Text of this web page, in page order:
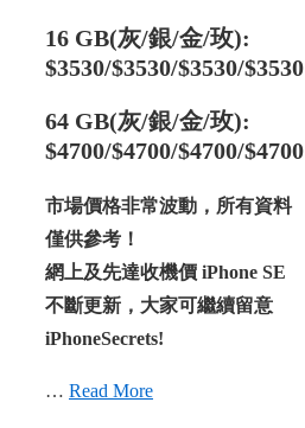
16 GB(灰/銀/金/玫):
$3530/$3530/$3530/$3530
64 GB(灰/銀/金/玫):
$4700/$4700/$4700/$4700
市場價格非常波動，所有資料
僅供參考！
網上及先達收機價 iPhone SE
不斷更新，大家可繼續留意
iPhoneSecrets!
… Read More